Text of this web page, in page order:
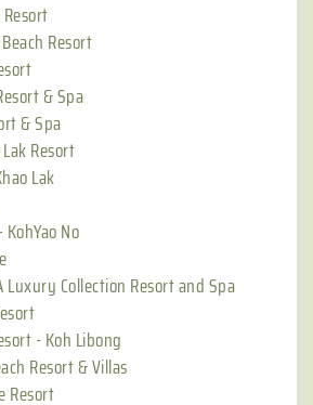
Resort
& Spa
& Spa
Resort
Lak
No
Luxury Collection Resort and Spa
- Koh Libong
Resort & Villas
Resort